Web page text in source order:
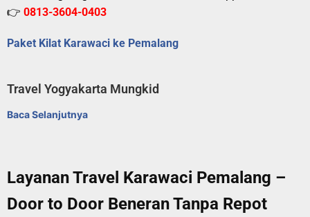
👉 0813-3604-0403
Paket Kilat Karawaci ke Pemalang
Travel Yogyakarta Mungkid
Baca Selanjutnya
Layanan Travel Karawaci Pemalang –
Door to Door Beneran Tanpa Repot